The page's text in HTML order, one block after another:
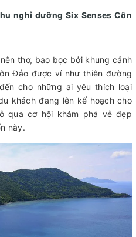
nghỉ dưỡng Six Senses Côn
thơ, bao bọc bởi khung cảnh
Đảo được ví như thiên đường
cho những ai yêu thích loại
khách đang lên kế hoạch cho
qua cơ hội khám phá vẻ đẹp
này.